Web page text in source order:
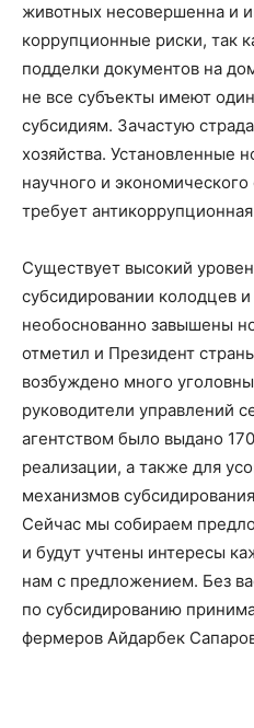
животных несовершенна и
коррупционные риски, так
подделки документов на
не все субъекты имеют
субсидиям. Зачастую
хозяйства. Установленные
научного и экономического
требует
Существует высокий
субсидировании колодцев
необоснованно завышены
отметил и Президент
возбуждено много
руководители управлений
агентством было выдано
реализации, а также для
механизмов
Сейчас мы собираем
и будут учтены интересы
нам с предложением. Без
по субсидированию
фермеров Айдарбек